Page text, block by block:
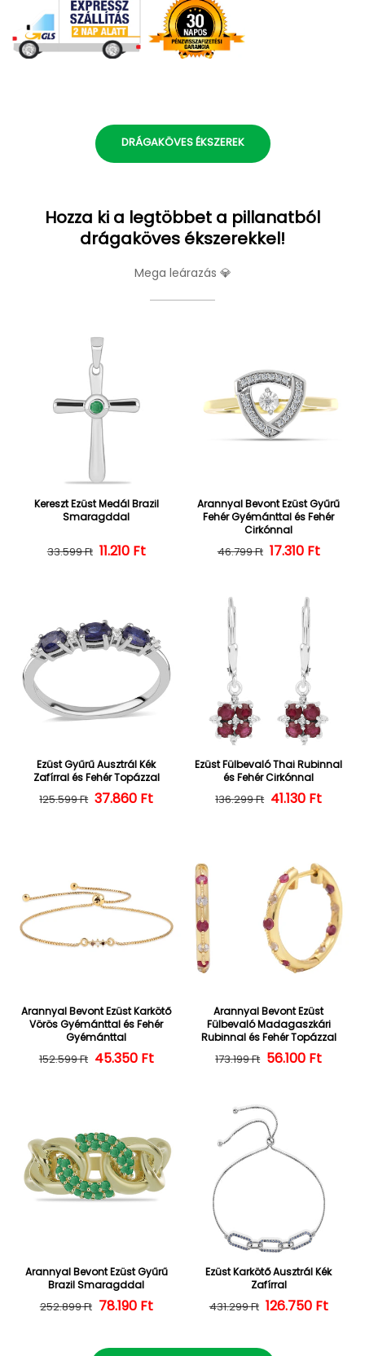
DRÁGAKÖVES ÉKSZEREK
Hozza ki a legtöbbet a pillanatból
drágaköves ékszerekkel!
Mega leárazás 💎
Kereszt Ezüst Medál Brazil
Smaragddal
Normál ár
33.599 Ft Kedvezményes ár
11.210 Ft
Arannyal Bevont Ezüst Gyűrű
Fehér Gyémánttal és Fehér
Cirkónnal
Normál ár
46.799 Ft 17.310 Ft
Ezüst Gyűrű Ausztrál Kék
Zafírral és Fehér Topázzal
Normál ár
125.599 Ft Kedvezményes ár
37.860 Ft
Ezüst Fülbevaló Thai Rubinnal
és Fehér Cirkónnal
Normál ár
136.299 Ft 41.130 Ft
Arannyal Bevont Ezüst Karkötő
Vörös Gyémánttal és Fehér
Gyémánttal
Normál ár
152.599 Ft Kedvezményes ár
45.350 Ft
Arannyal Bevont Ezüst
Fülbevaló Madagaszkári
Rubinnal és Fehér Topázzal
Normál ár
173.199 Ft 56.100 Ft
Arannyal Bevont Ezüst Gyűrű
Brazil Smaragddal
Normál ár
252.899 Ft Kedvezményes ár
78.190 Ft
Ezüst Karkötő Ausztrál Kék
Zafírral
Normál ár
431.299 Ft 126.750 Ft